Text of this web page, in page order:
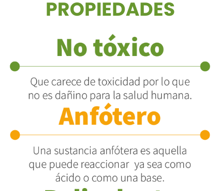
PROPIEDADES